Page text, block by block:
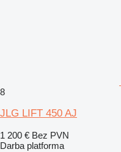
8
JLG LIFT 450 AJ
1 200 € Bez PVN
Darba platforma